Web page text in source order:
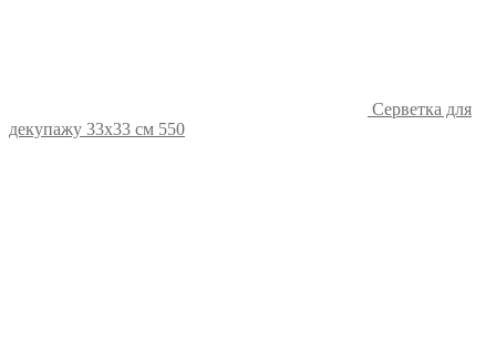
Серветка для
декупажу 33х33 см 550